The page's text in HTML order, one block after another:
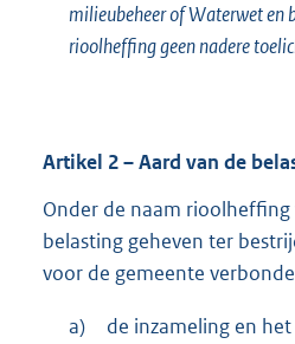
milieubeheer of Waterwet en
rioolheffing geen nadere
Artikel 2– Aard van de
Onder de naam
belasting geheven ter
voor de gemeente
a)
de inzameling en